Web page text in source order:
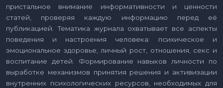
пристальное внимание информативности и ценности
статей, проверяя каждую информацию перед её
публикацией. Тематика журнала охватывает все аспекты
поведения и настроения человека: психическое и
эмоциональное здоровье, личный рост, отношения, секс и
воспитание детей. Формирование навыков личности по
выработке механизмов принятия решения и активизации
внутренних психологических ресурсов, необходимых для